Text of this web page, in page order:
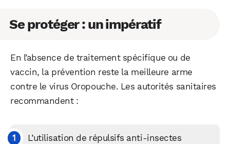
Se protéger : un impératif
En l’absence de traitement spécifique ou de
vaccin, la prévention reste la meilleure arme
contre le virus Oropouche. Les autorités sanitaires
recommandent :
L’utilisation de répulsifs anti-insectes